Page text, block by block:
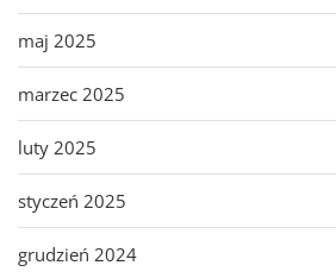
maj 2025
marzec 2025
luty 2025
styczeń 2025
grudzień 2024